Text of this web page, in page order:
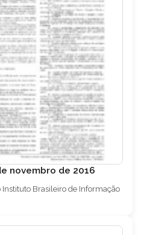
novembro de 2016
Brasileiro de Informação